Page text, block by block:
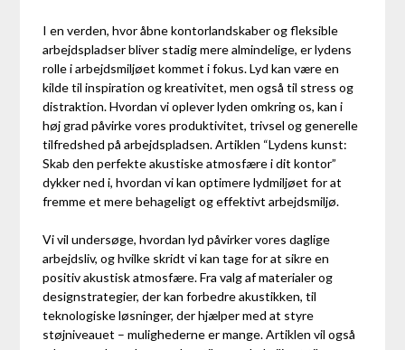
I en verden, hvor åbne kontorlandskaber og fleksible
arbejdspladser bliver stadig mere almindelige, er lydens
rolle i arbejdsmiljøet kommet i fokus. Lyd kan være en
kilde til inspiration og kreativitet, men også til stress og
distraktion. Hvordan vi oplever lyden omkring os, kan i
høj grad påvirke vores produktivitet, trivsel og generelle
tilfredshed på arbejdspladsen. Artiklen “Lydens kunst:
Skab den perfekte akustiske atmosfære i dit kontor”
dykker ned i, hvordan vi kan optimere lydmiljøet for at
fremme et mere behageligt og effektivt arbejdsmiljø.
Vi vil undersøge, hvordan lyd påvirker vores daglige
arbejdsliv, og hvilke skridt vi kan tage for at sikre en
positiv akustisk atmosfære. Fra valg af materialer og
designstrategier, der kan forbedre akustikken, til
teknologiske løsninger, der hjælper med at styre
støjniveauet – mulighederne er mange. Artiklen vil også